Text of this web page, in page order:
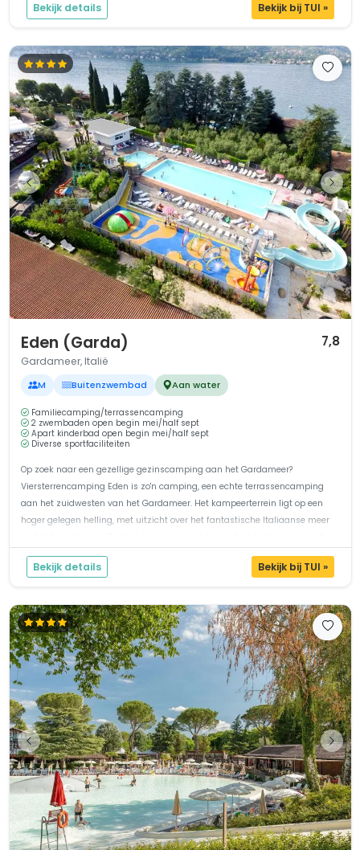
Bekijk details Bekijk bij TUI »
Eden (Garda) 7,8
Gardameer, Italië
M Buitenzwembad Aan water
Familiecamping/terrassencamping
2 zwembaden open begin mei/half sept
Apart kinderbad open begin mei/half sept
Diverse sportfaciliteiten
Op zoek naar een gezellige gezinscamping aan het Gardameer?
Viersterrencamping Eden is zo'n camping, een echte terrassencamping
aan het zuidwesten van het Gardameer. Het kampeerterrein ligt op een
hoger gelegen helling, met uitzicht over het fantastische Italiaanse meer
bungal...
Bekijk details Bekijk bij TUI »